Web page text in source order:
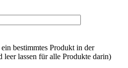
bestimmtes Produkt in der
leer lassen für alle Produkte darin)